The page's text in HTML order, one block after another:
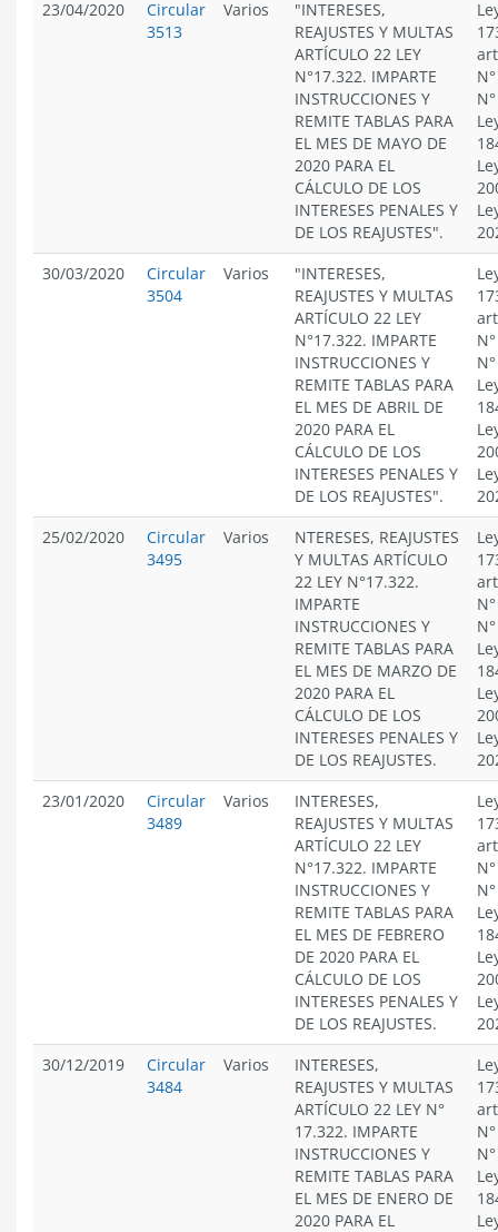
23/04/2020
Circular
3513
Varios
"INTERESES,
REAJUSTES Y MULTAS
ARTÍCULO 22 LEY
N°17.322. IMPARTE
INSTRUCCIONES Y
REMITE TABLAS PARA
EL MES DE MAYO DE
2020 PARA EL
CÁLCULO DE LOS
INTERESES PENALES Y
DE LOS REAJUSTES".
30/03/2020
Circular
3504
Varios
"INTERESES,
REAJUSTES Y MULTAS
ARTÍCULO 22 LEY
N°17.322. IMPARTE
INSTRUCCIONES Y
REMITE TABLAS PARA
EL MES DE ABRIL DE
2020 PARA EL
CÁLCULO DE LOS
INTERESES PENALES Y
DE LOS REAJUSTES".
25/02/2020
Circular
3495
Varios
NTERESES, REAJUSTES
Y MULTAS ARTÍCULO
22 LEY N°17.322.
IMPARTE
INSTRUCCIONES Y
REMITE TABLAS PARA
EL MES DE MARZO DE
2020 PARA EL
CÁLCULO DE LOS
INTERESES PENALES Y
DE LOS REAJUSTES.
23/01/2020
Circular
3489
Varios
INTERESES,
REAJUSTES Y MULTAS
ARTÍCULO 22 LEY
N°17.322. IMPARTE
INSTRUCCIONES Y
REMITE TABLAS PARA
EL MES DE FEBRERO
DE 2020 PARA EL
CÁLCULO DE LOS
INTERESES PENALES Y
DE LOS REAJUSTES.
30/12/2019
Circular
3484
Varios
INTERESES,
REAJUSTES Y MULTAS
ARTÍCULO 22 LEY N°
17.322. IMPARTE
INSTRUCCIONES Y
REMITE TABLAS PARA
EL MES DE ENERO DE
2020 PARA EL